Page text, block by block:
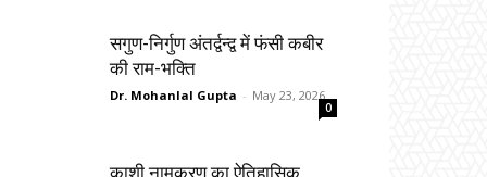
सगुण-निर्गुण अंतर्द्वन्द्व में फंसी कबीर
की राम-भक्ति
Dr. Mohanlal Gupta - May 23, 2026
0